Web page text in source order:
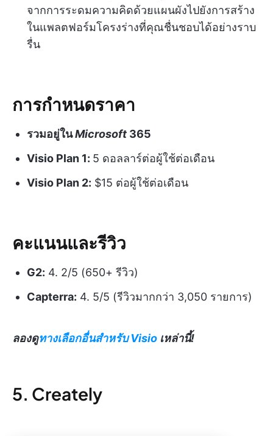
จากการระดมความคิดด้วยแผนผังไปยังการสร้าง
ในแพลตฟอร์มโครงร่างที่คุณชื่นชอบได้อย่างราบ
รื่น
การกำหนดราคา
รวมอยู่ในMicrosoft 365
Visio Plan 1: 5 ดอลลาร์ต่อผู้ใช้ต่อเดือน
Visio Plan 2: $15 ต่อผู้ใช้ต่อเดือน
คะแนนและรีวิว
G2: 4. 2/5 (650+ รีวิว)
Capterra: 4. 5/5 (รีวิวมากกว่า 3,050 รายการ)
ลองดูทางเลือกอื่นสำหรับ Visio เหล่านี้!
5. Creately